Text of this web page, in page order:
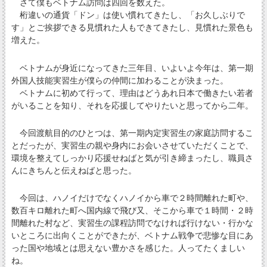
さて僕もベトナム訪問は四回を数えた。
桁違いの通貨「ドン」は使い慣れてきたし、「お久しぶりで
す」とご挨拶できる見慣れた人もできてきたし、見慣れた景色も
増えた。
ベトナムが身近になってきた三年目、いよいよ今年は、第一期
外国人技能実習生が僕らの仲間に加わることが決まった。
ベトナムに初めて行って、理由はどうあれ日本で働きたい若者
がいることを知り、それを応援してやりたいと思ってから二年。
今回渡航目的のひとつは、第一期内定実習生の家庭訪問するこ
とだったが、実習生の親や身内にお会いさせていただくことで、
環境を整えてしっかり応援せねばと気が引き締まったし、職員さ
んにきちんと伝えねばと思った。
今回は、ハノイだけでなくハノイから車で２時間離れた町や、
数百キロ離れた町へ国内線で飛び又、そこから車で１時間・２時
間離れた村など、実習生の課程訪問でなければ行けない・行かな
いところに出向くことができたが、ベトナム戦争で悲惨な目にあ
った国や地域とは思えない豊かさを感じた。人ってたくましい
ね。